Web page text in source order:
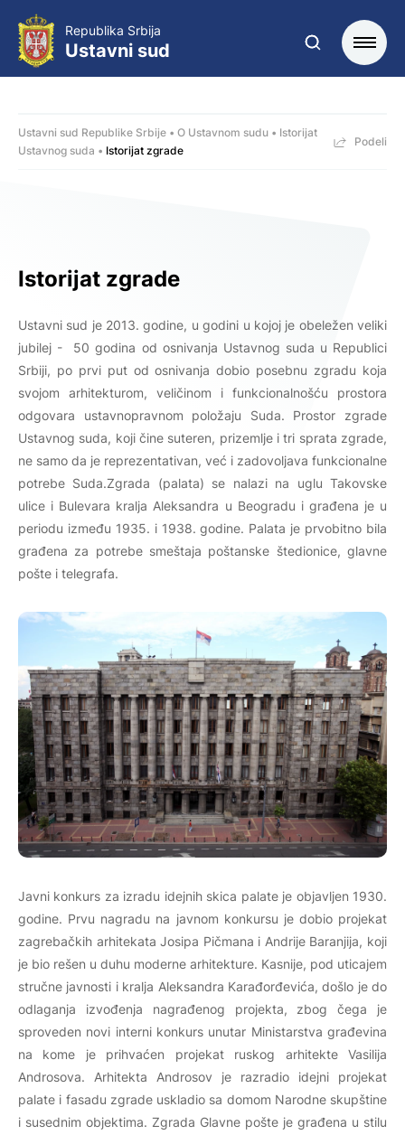
Republika Srbija
Ustavni sud
Istorijat zgrade
Ustavni sud je 2013. godine, u godini u kojoj je obeležen veliki
jubilej - 50 godina od osnivanja Ustavnog suda u Republici
Srbiji, po prvi put od osnivanja dobio posebnu zgradu koja
svojom arhitekturom, veličinom i funkcionalnošću prostora
odgovara ustavnopravnom položaju Suda. Prostor zgrade
Ustavnog suda, koji čine suteren, prizemlje i tri sprata zgrade,
ne samo da je reprezentativan, već i zadovoljava funkcionalne
potrebe Suda.Zgrada (palata) se nalazi na uglu Takovske
ulice i Bulevara kralja Aleksandra u Beogradu i građena je u
periodu između 1935. i 1938. godine. Palata je prvobitno bila
građena za potrebe smeštaja poštanske štedionice, glavne
pošte i telegrafa.
Javni konkurs za izradu idejnih skica palate je objavljen 1930.
godine. Prvu nagradu na javnom konkursu je dobio projekat
zagrebačkih arhitekata Josipa Pičmana i Andrije Baranjija, koji
je bio rešen u duhu moderne arhitekture. Kasnije, pod uticajem
stručne javnosti i kralja Aleksandra Karađorđevića, došlo je do
odlaganja izvođenja nagrađenog projekta, zbog čega je
sproveden novi interni konkurs unutar Ministarstva građevina
na kome je prihvaćen projekat ruskog arhitekte Vasilija
Androsova. Arhitekta Androsov je razradio idejni projekat
palate i fasadu zgrade uskladio sa domom Narodne skupštine
i susednim objektima. Zgrada Glavne pošte je građena u stilu
Ustavni sud Republike Srbije O Ustavnom sudu
Istorijat
Ustavnog suda
Istorijat zgrade
Podeli